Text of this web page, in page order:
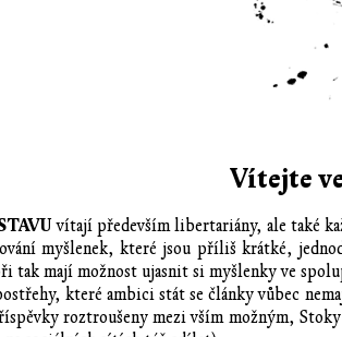
Vítejte
vítají především libertariány, ale také
myšlenek, které jsou příliš krátké,
tak mají možnost ujasnit si myšlenky ve
které ambici stát se články vůbec
roztroušeny mezi vším možným,